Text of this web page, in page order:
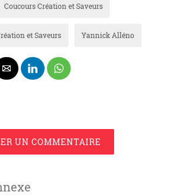
Coucours Création et Saveurs
et Saveurs Yannick Alléno
UN COMMENTAIRE